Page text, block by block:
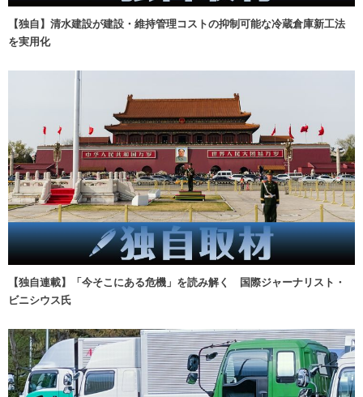
【独自】清水建設が建設・維持管理コストの抑制可能な冷蔵倉庫新工法
を実用化
【独自連載】「今そこにある危機」を読み解く 国際ジャーナリスト・
ビニシウス氏